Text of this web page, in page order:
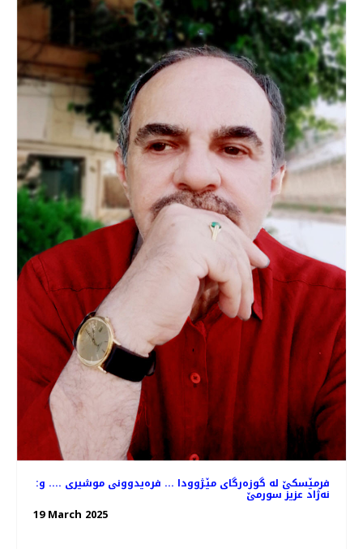
فرمێسكێ له‌ گوزه‌رگای مێـژوودا ... فره‌یدوونی موشیری .... و:
نه‌ژاد عزیز سورمێ
19 March 2025